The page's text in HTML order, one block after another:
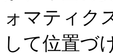
ォマティク
して位置づ